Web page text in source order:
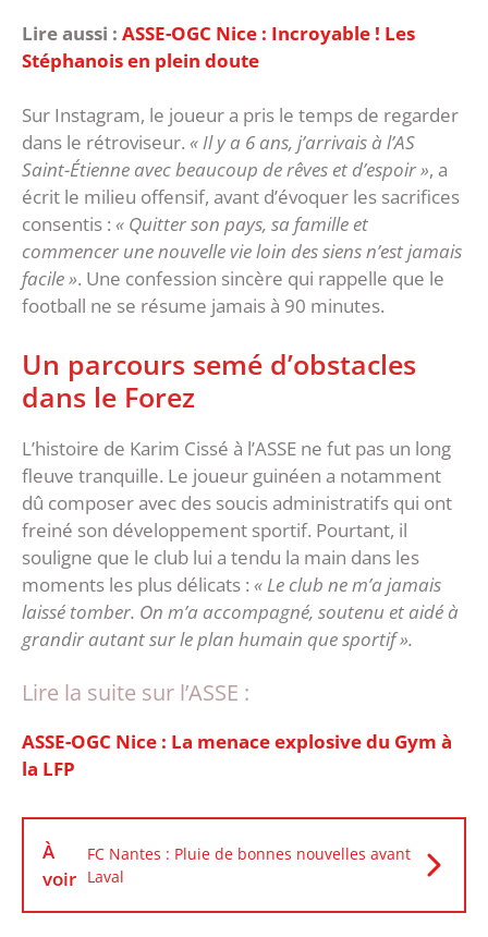
Lire aussi : ‎ASSE-OGC Nice : Incroyable ! Les
Stéphanois en plein doute
‎Sur Instagram, le joueur a pris le temps de regarder
dans le rétroviseur. « Il y a 6 ans, j’arrivais à l’AS
Saint-Étienne avec beaucoup de rêves et d’espoir », a
écrit le milieu offensif, avant d’évoquer les sacrifices
consentis : « Quitter son pays, sa famille et
commencer une nouvelle vie loin des siens n’est jamais
facile ». Une confession sincère qui rappelle que le
football ne se résume jamais à 90 minutes.
‎Un parcours semé d’obstacles
dans le Forez
‎L’histoire de Karim Cissé à l’ASSE ne fut pas un long
fleuve tranquille. Le joueur guinéen a notamment
dû composer avec des soucis administratifs qui ont
freiné son développement sportif. Pourtant, il
souligne que le club lui a tendu la main dans les
moments les plus délicats : « Le club ne m’a jamais
laissé tomber. On m’a accompagné, soutenu et aidé à
grandir autant sur le plan humain que sportif ».
Lire la suite sur l’ASSE :
ASSE-OGC Nice : La menace explosive du Gym à
la LFP
À
voir
FC Nantes : Pluie de bonnes nouvelles avant
Laval